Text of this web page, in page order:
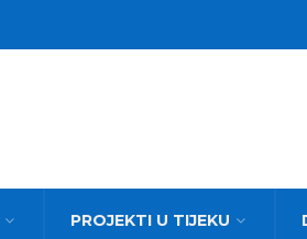
PROJEKTI U TIJEKU